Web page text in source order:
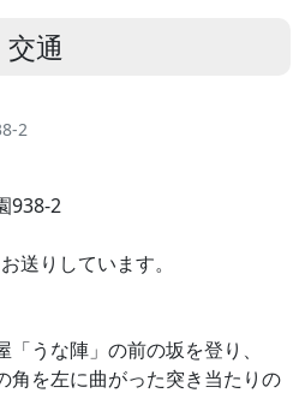
交通
2
938-2
送りしています。
うな陣」の前の坂を登り、
角を左に曲がった突き当たりの